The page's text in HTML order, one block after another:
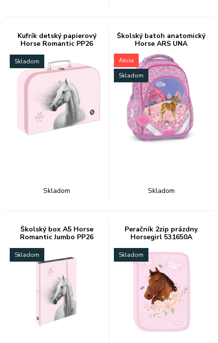
Kufrík detský papierový
Horse Romantic PP26
Skladom
Skladom
Školský batoh anatomický
Horse ARS UNA
Akcia
Skladom
Skladom
Školský box A5 Horse
Romantic Jumbo PP26
Skladom
Peračník 2zip prázdny
Horsegirl 531650A
Skladom